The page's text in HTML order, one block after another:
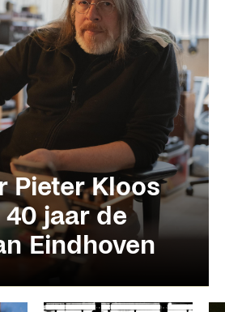
Pieter Kloos
jaar de
Eindhoven